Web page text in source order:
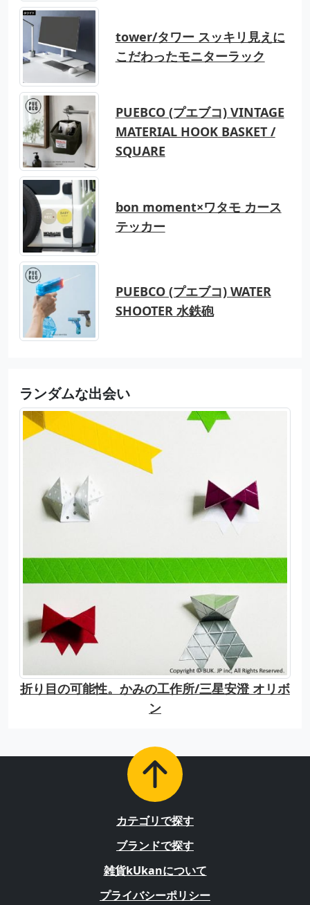
tower/タワー スッキリ見えに
こだわったモニターラック
PUEBCO (プエブコ) VINTAGE
MATERIAL HOOK BASKET /
SQUARE
bon moment×ワタモ カース
テッカー
PUEBCO (プエブコ) WATER
SHOOTER 水鉄砲
ランダムな出会い
折り目の可能性。かみの工作所/三星安澄 オリボ
ン
カテゴリで探す
ブランドで探す
雑貨kUkanについて
プライバシーポリシー